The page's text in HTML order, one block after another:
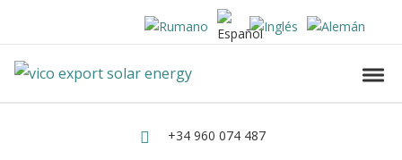
Vico Export Solar Energy
Teléfono
+34 960 074 487